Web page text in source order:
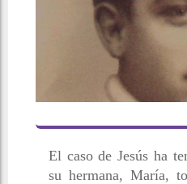
El caso de Jesús ha
su hermana, María,